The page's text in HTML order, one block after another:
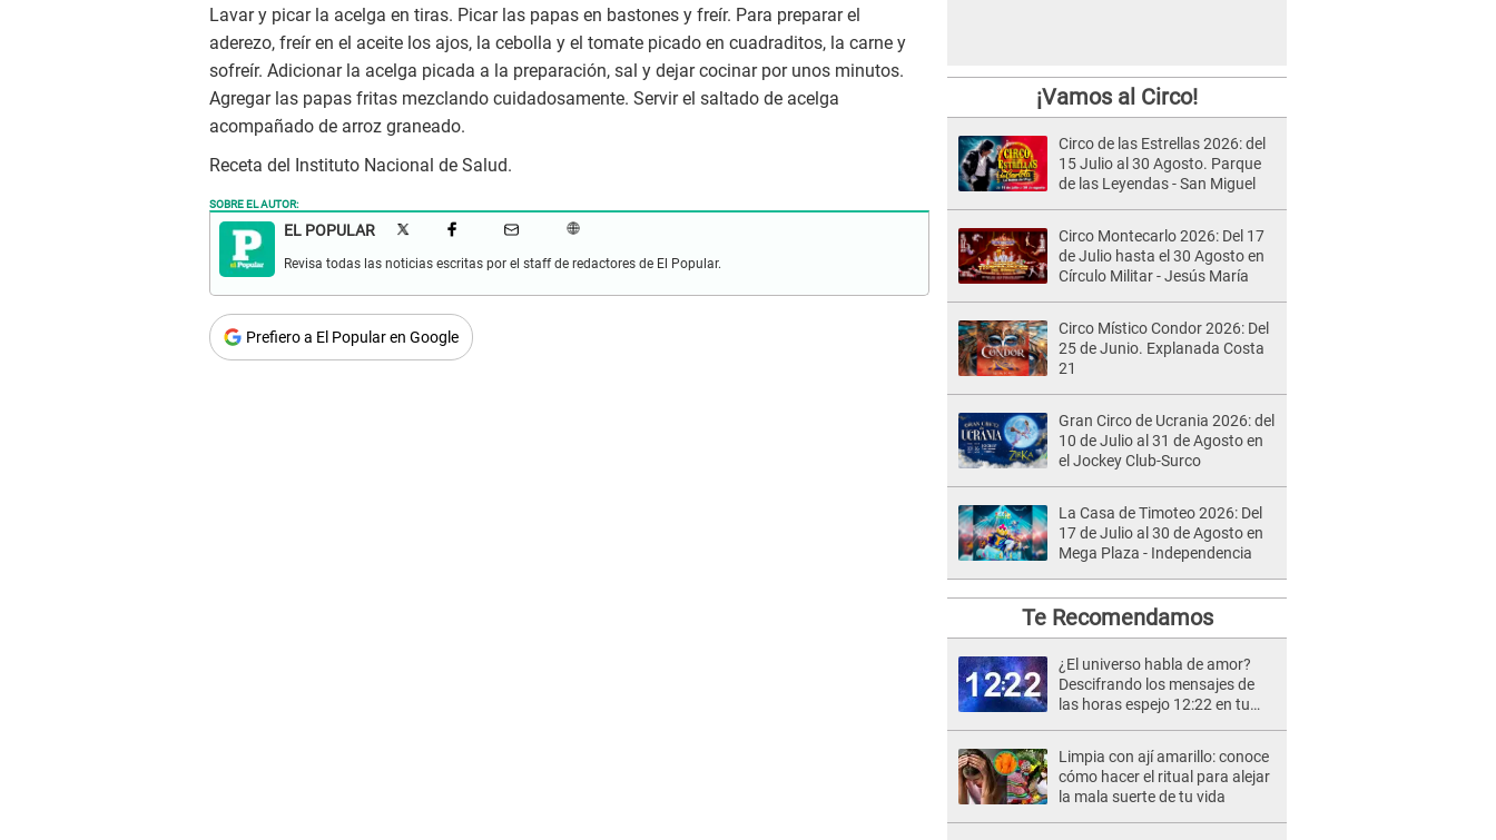
Lavar y picar la acelga en tiras. Picar las papas en bastones y freír. Para preparar el
aderezo, freír en el aceite los ajos, la cebolla y el tomate picado en cuadraditos, la carne y
sofreír. Adicionar la acelga picada a la preparación, sal y dejar cocinar por unos minutos.
Agregar las papas fritas mezclando cuidadosamente. Servir el saltado de acelga
acompañado de arroz graneado.
Receta del Instituto Nacional de Salud.
SOBRE EL AUTOR:
EL POPULAR
Revisa todas las noticias escritas por el staff de redactores de El Popular.
Prefiero a El Popular en Google
¡Vamos al Circo!
Circo de las Estrellas 2026: del
15 Julio al 30 Agosto. Parque
de las Leyendas - San Miguel
Circo Montecarlo 2026: Del 17
de Julio hasta el 30 Agosto en
Círculo Militar - Jesús María
Circo Místico Condor 2026: Del
25 de Junio. Explanada Costa
21
Gran Circo de Ucrania 2026: del
10 de Julio al 31 de Agosto en
el Jockey Club-Surco
La Casa de Timoteo 2026: Del
17 de Julio al 30 de Agosto en
Mega Plaza - Independencia
Te Recomendamos
¿El universo habla de amor?
Descifrando los mensajes de
las horas espejo 12:22 en tu
Limpia con ají amarillo: conoce
cómo hacer el ritual para alejar
la mala suerte de tu vida